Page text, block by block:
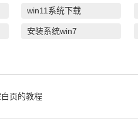
win11系统下载
安装系统win7
页的教程